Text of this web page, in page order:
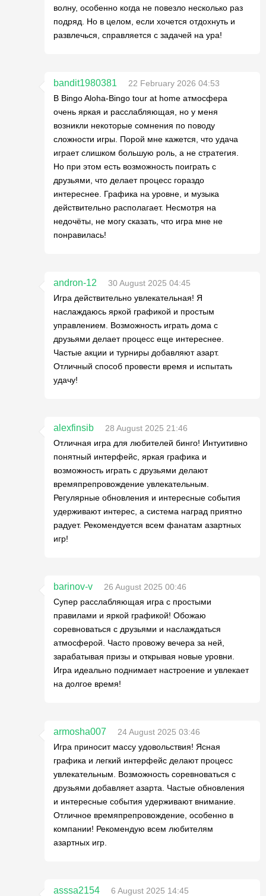
волну, особенно когда не повезло несколько раз
подряд. Но в целом, если хочется отдохнуть и
развлечься, справляется с задачей на ура!
bandit1980381
22 February 2026 04:53
В Bingo Aloha-Bingo tour at home атмосфера
очень яркая и расслабляющая, но у меня
возникли некоторые сомнения по поводу
сложности игры. Порой мне кажется, что удача
играет слишком большую роль, а не стратегия.
Но при этом есть возможность поиграть с
друзьями, что делает процесс гораздо
интереснее. Графика на уровне, и музыка
действительно располагает. Несмотря на
недочёты, не могу сказать, что игра мне не
понравилась!
andron-12
30 August 2025 04:45
Игра действительно увлекательная! Я
наслаждаюсь яркой графикой и простым
управлением. Возможность играть дома с
друзьями делает процесс еще интереснее.
Частые акции и турниры добавляют азарт.
Отличный способ провести время и испытать
удачу!
alexfinsib
28 August 2025 21:46
Отличная игра для любителей бинго! Интуитивно
понятный интерфейс, яркая графика и
возможность играть с друзьями делают
времяпрепровождение увлекательным.
Регулярные обновления и интересные события
удерживают интерес, а система наград приятно
радует. Рекомендуется всем фанатам азартных
игр!
barinov-v
26 August 2025 00:46
Супер расслабляющая игра с простыми
правилами и яркой графикой! Обожаю
соревноваться с друзьями и наслаждаться
атмосферой. Часто провожу вечера за ней,
зарабатывая призы и открывая новые уровни.
Игра идеально поднимает настроение и увлекает
на долгое время!
armosha007
24 August 2025 03:46
Игра приносит массу удовольствия! Ясная
графика и легкий интерфейс делают процесс
увлекательным. Возможность соревноваться с
друзьями добавляет азарта. Частые обновления
и интересные события удерживают внимание.
Отличное времяпрепровождение, особенно в
компании! Рекомендую всем любителям
азартных игр.
asssa2154
6 August 2025 14:45